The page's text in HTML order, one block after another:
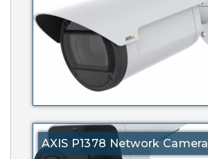
AXIS P1378 Network Camera